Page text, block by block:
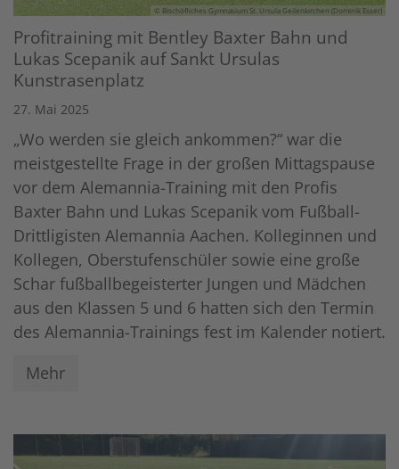
© Bischöfliches Gymnasium St. Ursula Geilenkirchen (Dominik Esser)
Profitraining mit Bentley Baxter Bahn und
Lukas Scepanik auf Sankt Ursulas
Kunstrasenplatz
27. Mai 2025
„Wo werden sie gleich ankommen?“ war die
meistgestellte Frage in der großen Mittagspause
vor dem Alemannia-Training mit den Profis
Baxter Bahn und Lukas Scepanik vom Fußball-
Drittligisten Alemannia Aachen. Kolleginnen und
Kollegen, Oberstufenschüler sowie eine große
Schar fußballbegeisterter Jungen und Mädchen
aus den Klassen 5 und 6 hatten sich den Termin
des Alemannia-Trainings fest im Kalender notiert.
Mehr